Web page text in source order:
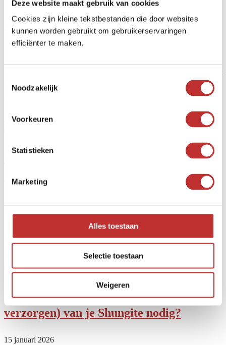
Deze website maakt gebruik van cookies
Cookies zijn kleine tekstbestanden die door websites
kunnen worden gebruikt om gebruikerservaringen
efficiënter te maken.
Noodzakelijk
Voorkeuren
Statistieken
Marketing
Alles toestaan
Selectie toestaan
Weigeren
Wij zijn waterwezens
water. Te weinig water in ons lichaam stagneert onze levenskracht
Lees verder »
Hoe controleer ik de echtheid van mijn
Helaas kun je er niet zeker van zijn dat alle Shungite die
aangeboden wordt echt is. Het is ook niet altijd te zien of je
Is het onderhouden (reinigen, opladen en
verzorgen) van je Shungite nodig?
15 januari 2026